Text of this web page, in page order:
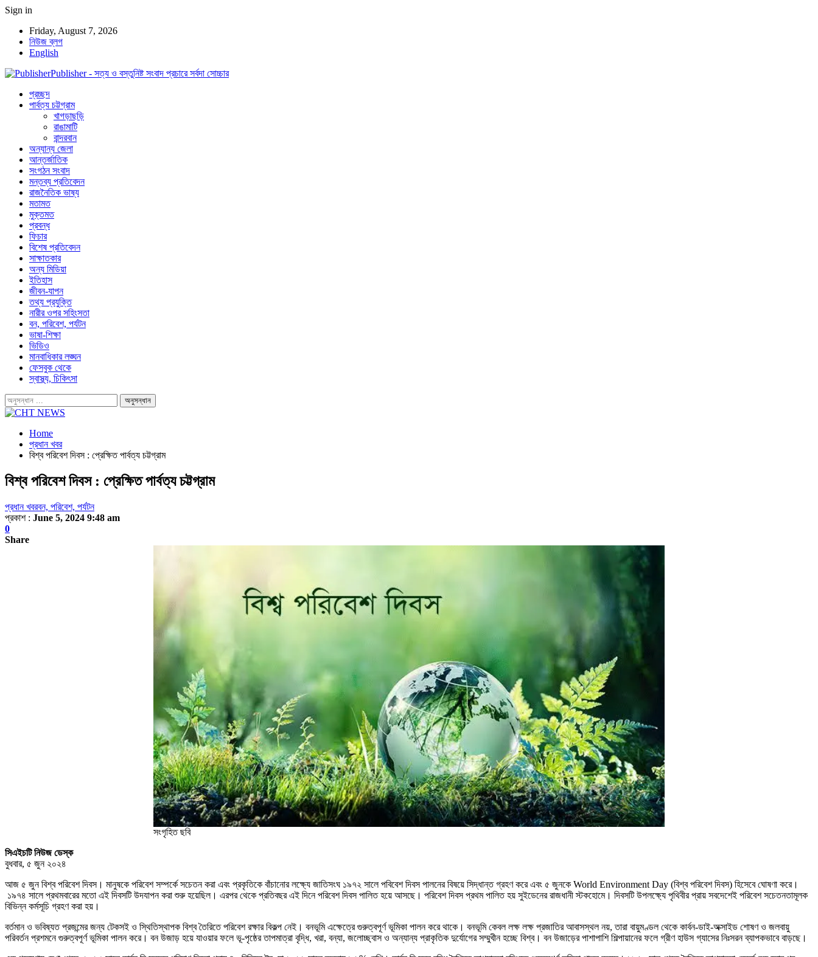
Sign in
Friday, August 7, 2026
নিউজ ব্লগ
English
Publisher - সত্য ও বস্তুনিষ্ট সংবাদ প্রচারে সর্বদা সোচ্চার
প্রচ্ছদ
পার্বত্য চট্টগ্রাম
খাগড়াছড়ি
রাঙামাটি
বান্দরবান
অন্যান্য জেলা
আন্তর্জাতিক
সংগঠন সংবাদ
মন্তব্য প্রতিবেদন
রাজনৈতিক ভাষ্য
মতামত
মুক্তমত
প্রবন্ধ
ফিচার
বিশেষ প্রতিবেদন
সাক্ষাতকার
অন্য মিডিয়া
ইতিহাস
জীবন-যাপন
তথ্য প্রযুক্তি
নারীর ওপর সহিংসতা
বন, পরিবেশ, পর্যটন
ভাষা-শিক্ষা
ভিডিও
মানবাধিকার লঙ্ঘন
ফেসবুক থেকে
স্বাস্থ্য, চিকিৎসা
Home
প্রধান খবর
বিশ্ব পরিবেশ দিবস : প্রেক্ষিত পার্বত্য চট্টগ্রাম
বিশ্ব পরিবেশ দিবস : প্রেক্ষিত পার্বত্য চট্টগ্রাম
প্রধান খবরবন, পরিবেশ, পর্যটন
প্রকাশ : June 5, 2024 9:48 am
0
Share
সংগৃহিত ছবি
সিএইচটি নিউজ ডেস্ক
বুধবার, ৫ জুন ২০২৪
আজ ৫ জুন বিশ্ব পরিবেশ দিবস। মানুষকে পরিবেশ সম্পর্কে সচেতন করা এবং প্রকৃতিকে বাঁচানোর লক্ষ্যে জাতিসংঘ ১৯৭২ সালে পবিবেশ দিবস পালনের বিষয়ে সিদ্ধান্ত গ্রহণ করে এবং ৫ জুনকে World Environment Day (বিশ্ব পরিবেশ দিবস) হিসেবে ঘোষণা করে।
১৯৭৪ সালে প্রথমবারের মতো এই দিবসটি উদযাপন করা শুরু হয়েছিল। এরপর থেকে প্রতিবছর এই দিনে পরিবেশ দিবস পালিত হয়ে আসছে। পরিবেশ দিবস প্রথম পালিত হয় সুইডেনের রাজধানী স্টকহোমে। দিবসটি উপলক্ষ্যে পৃথিবীর প্রায় সবদেশেই পরিবেশ সচেতনতামূলক
বিভিন্ন কর্মসূচি গ্রহণ করা হয়।
বর্তমান ও ভবিষ্যত প্রজন্মের জন্য টেকসই ও স্থিতিস্থাপক বিশ্ব তৈরিতে পরিবেশ রক্ষার বিকল্প নেই। বনভূমি এক্ষেত্রে গুরুত্বপূর্ণ ভূমিকা পালন করে থাকে। বনভূমি কেবল লক্ষ লক্ষ প্রজাতির আবাসস্থল নয়, তারা বায়ুমণ্ডল থেকে কার্বন-ডাই-অক্সাইড শোষণ ও জলবায়ু
পরিবর্তন প্রশমনে গুরুত্বপূর্ণ ভূমিকা পালন করে। বন উজাড় হয়ে যাওয়ার ফলে ভূ-পৃষ্ঠের তাপমাত্রা বৃদ্ধি, খরা, বন্যা, জলোচ্ছ্বাস ও অন্যান্য প্রাকৃতিক দুর্যোগের সম্মুখীন হচ্ছে বিশ্ব। বন উজাড়ের পাশাপাশি শিল্পায়ানের ফলে গ্রীণ হাউস গ্যাসের নিঃসরন ব্যাপকভাবে বাড়ছে।